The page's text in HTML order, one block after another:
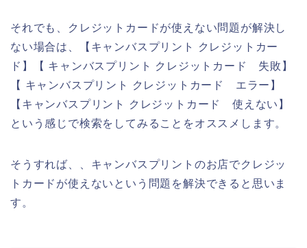
それでも、クレジットカードが使えない問題が解決し
ない場合は、【キャンバスプリント クレジットカー
ド】【 キャンバスプリント クレジットカード 失敗】
【 キャンバスプリント クレジットカード エラー】
【キャンバスプリント クレジットカード 使えない】
という感じで検索をしてみることをオススメします。
そうすれば、、キャンバスプリントのお店でクレジッ
トカードが使えないという問題を解決できると思いま
す。